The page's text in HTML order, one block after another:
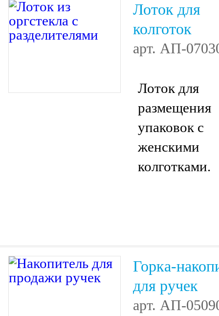
Лоток для
колготок
арт. АП-
Лоток для
размещения
упаковок с
женскими
колготками.
Горка-
для ручек
арт. АП-